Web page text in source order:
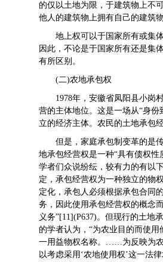
的仅以土地为限，于建筑物上不
他人的建筑物上拥有自己的建
地上权可以于国家所有或集
因此，不论是于国家所有还是集
有所区别。
(二)农地承包权
1978年，安徽省凤阳县小岗
营的主体地位。这是一场从“身
立的经济主体。农民的土地承包
但是，家庭承包制变革的是
地承包经营权是一种“具有债权
学者们众说纷纭，较有力的有以
定，承包经营权为一种独立的物
定化，承包人必须根据承包合同
务，因此使用承包经营权的概念
义务”[11](P637)。但现行的土地
的学者认为，“为农业目的而使
一用益物权名称。……为反映为农
以考虑采用‘农地使用权’这一法